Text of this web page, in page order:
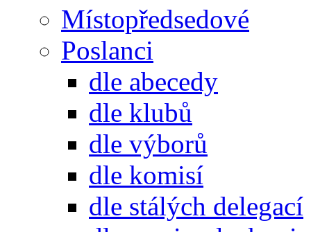
Místopředsedové
Poslanci
dle abecedy
dle klubů
dle výborů
dle komisí
dle stálých delegací